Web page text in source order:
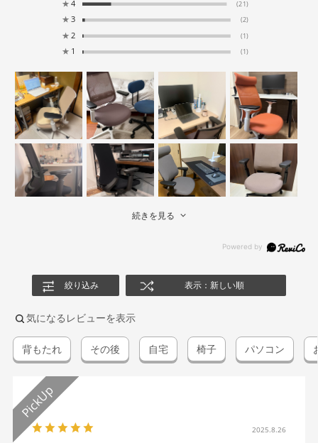
★ 4 (21)
★ 3 (2)
★ 2 (1)
★ 1 (1)
続きを見る
絞り込み 表示：新しい順
気になるレビューを表示
背もたれ その後 自宅 椅子 パソコン
2025.8.26